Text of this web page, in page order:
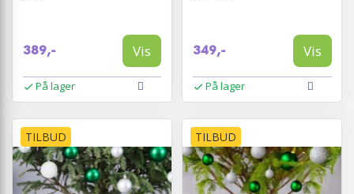
389,- Vis
På lager
349,- Vis
På lager
TILBUD TILBUD